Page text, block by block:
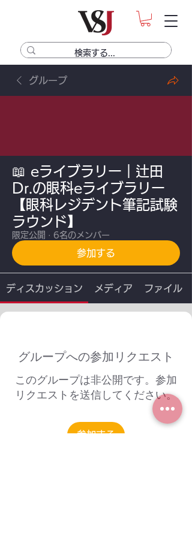
グループ
📖 eライブラリー｜辻田
Dr.の眼科eライブラリー
【眼科レジデント筆記試験
ラウンド】
限定公開 · 6名のメンバー
参加する
ディスカッション メディア ファイル
グループへの参加リクエスト
このグループは非公開です。参加
リクエストを送信してください。
参加する